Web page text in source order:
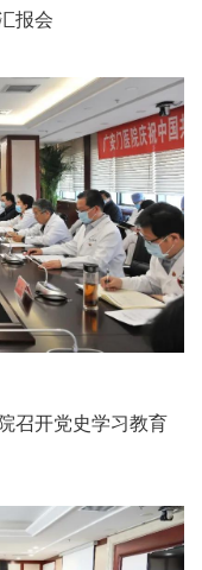
报会
召开党史学习教育